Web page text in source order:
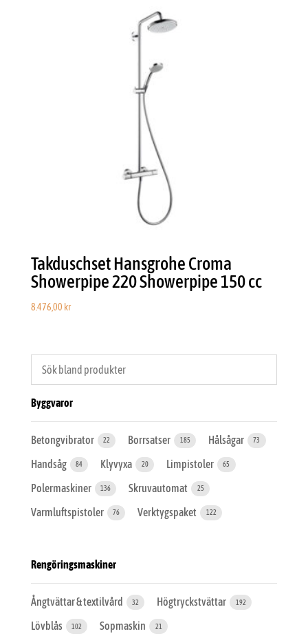
Takduschset Hansgrohe Croma
Showerpipe 220 Showerpipe 150 cc
8.476,00 kr
Byggvaror
Betongvibrator 22 Borrsatser 185 Hålsågar 73
Handsåg 84 Klyvyxa 20 Limpistoler 65
Polermaskiner 136 Skruvautomat 25
Varmluftspistoler 76 Verktygspaket 122
Rengöringsmaskiner
Ångtvättar & textilvård 32 Högtryckstvättar 192
Lövblås 102 Sopmaskin 21